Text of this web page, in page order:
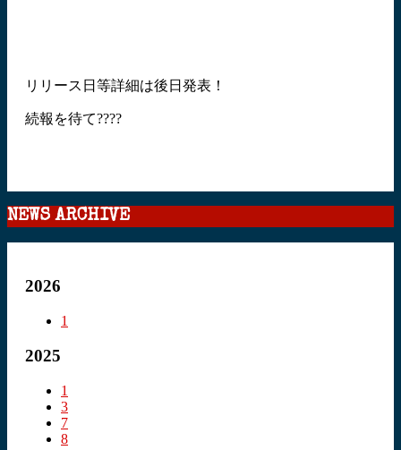
リリース日等詳細は後日発表！
続報を待て????
NEWS ARCHIVE
2026
1
2025
1
3
7
8